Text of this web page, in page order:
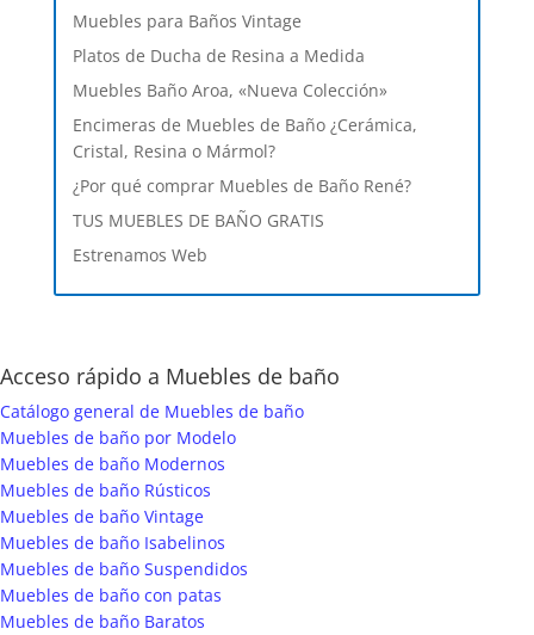
Muebles para Baños Vintage
Platos de Ducha de Resina a Medida
Muebles Baño Aroa, «Nueva Colección»
Encimeras de Muebles de Baño ¿Cerámica,
Cristal, Resina o Mármol?
¿Por qué comprar Muebles de Baño René?
TUS MUEBLES DE BAÑO GRATIS
Estrenamos Web
Acceso rápido a Muebles de baño
Catálogo general de Muebles de baño
Muebles de baño por Modelo
Muebles de baño Modernos
Muebles de baño Rústicos
Muebles de baño Vintage
Muebles de baño Isabelinos
Muebles de baño Suspendidos
Muebles de baño con patas
Muebles de baño Baratos